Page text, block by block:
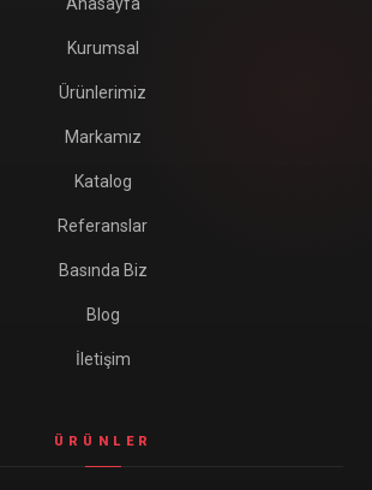
Kurumsal
Ürünlerimiz
Markamız
Katalog
Referanslar
Basında Biz
Blog
İletişim
ÜRÜNLER